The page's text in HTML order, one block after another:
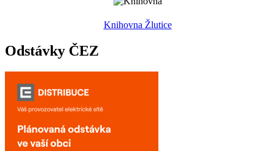
Knihovna Žlutice
Odstávky ČEZ